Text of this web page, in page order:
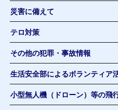
災害に備えて
テロ対策
その他の犯罪・事故情報
生活安全部によるボランティア
小型無人機（ドローン）等の飛